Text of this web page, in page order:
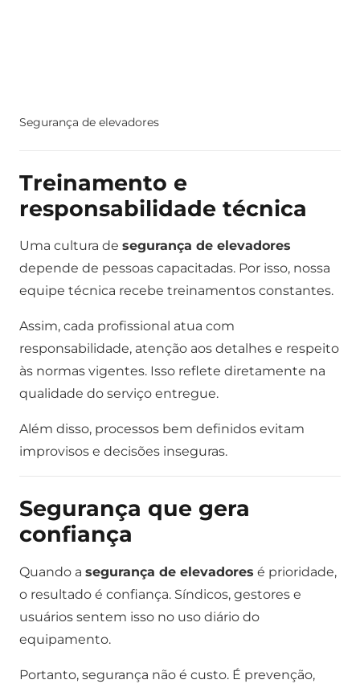
Segurança de elevadores
Treinamento e
responsabilidade técnica
Uma cultura de segurança de elevadores
depende de pessoas capacitadas. Por isso, nossa
equipe técnica recebe treinamentos constantes.
Assim, cada profissional atua com
responsabilidade, atenção aos detalhes e respeito
às normas vigentes. Isso reflete diretamente na
qualidade do serviço entregue.
Além disso, processos bem definidos evitam
improvisos e decisões inseguras.
Segurança que gera
confiança
Quando a segurança de elevadores é prioridade,
o resultado é confiança. Síndicos, gestores e
usuários sentem isso no uso diário do
equipamento.
Portanto, segurança não é custo. É prevenção,